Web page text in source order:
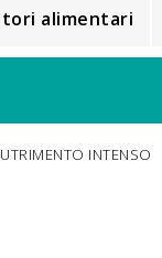
alimentari
INTENSO